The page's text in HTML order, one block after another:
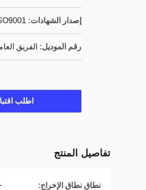
إصدار الشهادات:
رقم الموديل: الفريق
اطلب
تفاصيل المنتج
نطاق نطاق الإخراج: -6 dBm إلى +10 dBm